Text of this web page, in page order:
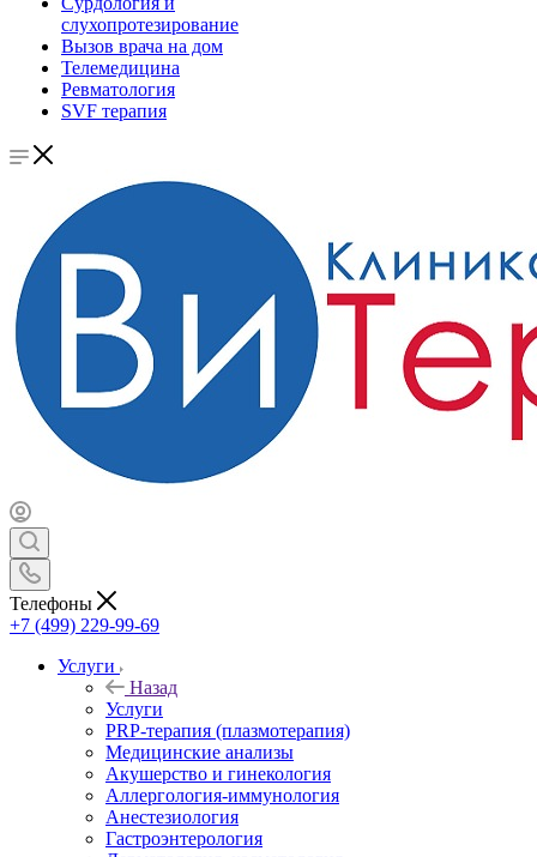
слухопротезирование
Вызов врача на дом
Телемедицина
Ревматология
SVF терапия
Телефоны
+7 (499) 229-99-69
Услуги
Назад
Услуги
PRP-терапия (плазмотерапия)
Медицинские анализы
Акушерство и гинекология
Аллергология-иммунология
Анестезиология
Гастроэнтерология